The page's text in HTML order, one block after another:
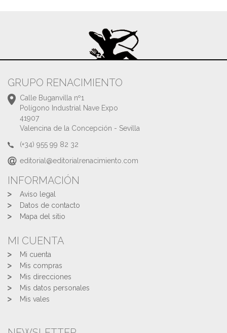
GRUPO RENACIMIENTO
Calle Buganvilla nº1
Polígono Industrial Nave Expo
41907
Valencina de la Concepción - Sevilla
(+34) 955 99 82 32
editorial@editorialrenacimiento.com
INFORMACIÓN
Aviso legal
Datos de contacto
Mapa del sitio
MI CUENTA
Mi cuenta
Mis compras
Mis direcciones
Mis datos personales
Mis vales